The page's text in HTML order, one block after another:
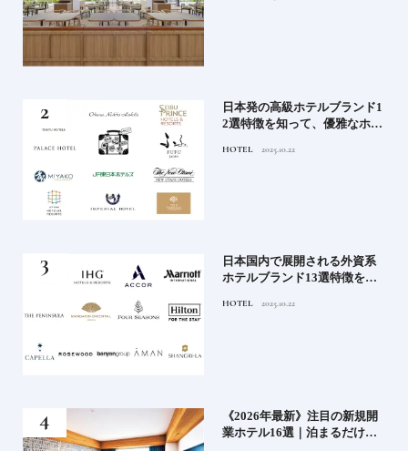
日本発の高級ホテルブランド1
2選特徴を知って、優雅なホテ
ンド大解剖①
HOTEL 2025.10.22
日本国内で展開される外資系
ホテルブランド13選特徴を知
満喫｜ホテルブランド大解剖
HOTEL 2025.10.22
《2026年最新》注目の新規開
業ホテル16選｜泊まるだけで